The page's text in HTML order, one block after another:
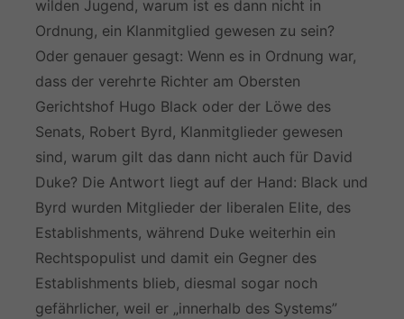
wilden Jugend, warum ist es dann nicht in
Ordnung, ein Klanmitglied gewesen zu sein?
Oder genauer gesagt: Wenn es in Ordnung war,
dass der verehrte Richter am Obersten
Gerichtshof Hugo Black oder der Löwe des
Senats, Robert Byrd, Klanmitglieder gewesen
sind, warum gilt das dann nicht auch für David
Duke? Die Antwort liegt auf der Hand: Black und
Byrd wurden Mitglieder der liberalen Elite, des
Establishments, während Duke weiterhin ein
Rechtspopulist und damit ein Gegner des
Establishments blieb, diesmal sogar noch
gefährlicher, weil er „innerhalb des Systems”